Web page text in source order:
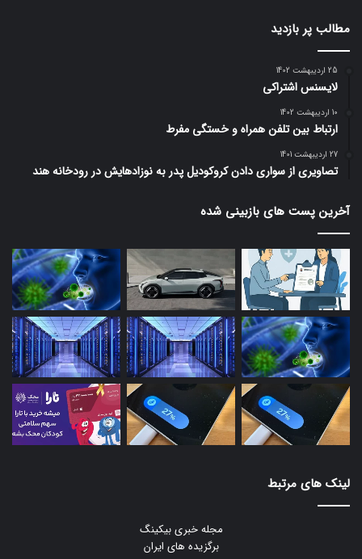
مطالب پر بازدید
25 اردیبهشت 1402
لایسنس اشتراکی
10 اردیبهشت 1402
ارتباط بین تلفن همراه و خستگی مفرط
27 اردیبهشت 1401
تصاویری از سواری دادن کروکودیل پدر به نوزادهایش در رودخانه هند
آخرین پست های بازبینی شده
لینک های مرتبط
مجله خبری بیکینگ
برگزیده های ایران